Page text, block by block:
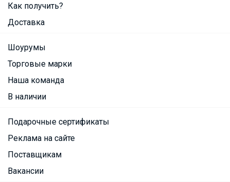
Как получить?
Доставка
Шоурумы
Торговые марки
Наша команда
В наличии
Подарочные сертификаты
Реклама на сайте
Поставщикам
Вакансии